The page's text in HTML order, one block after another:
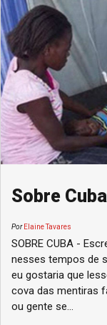
Sobre Cuba
PorElaine Tavares
SOBRE CUBA -
nesses tempos de
eu gostaria que
cova das mentiras
ou gente se...